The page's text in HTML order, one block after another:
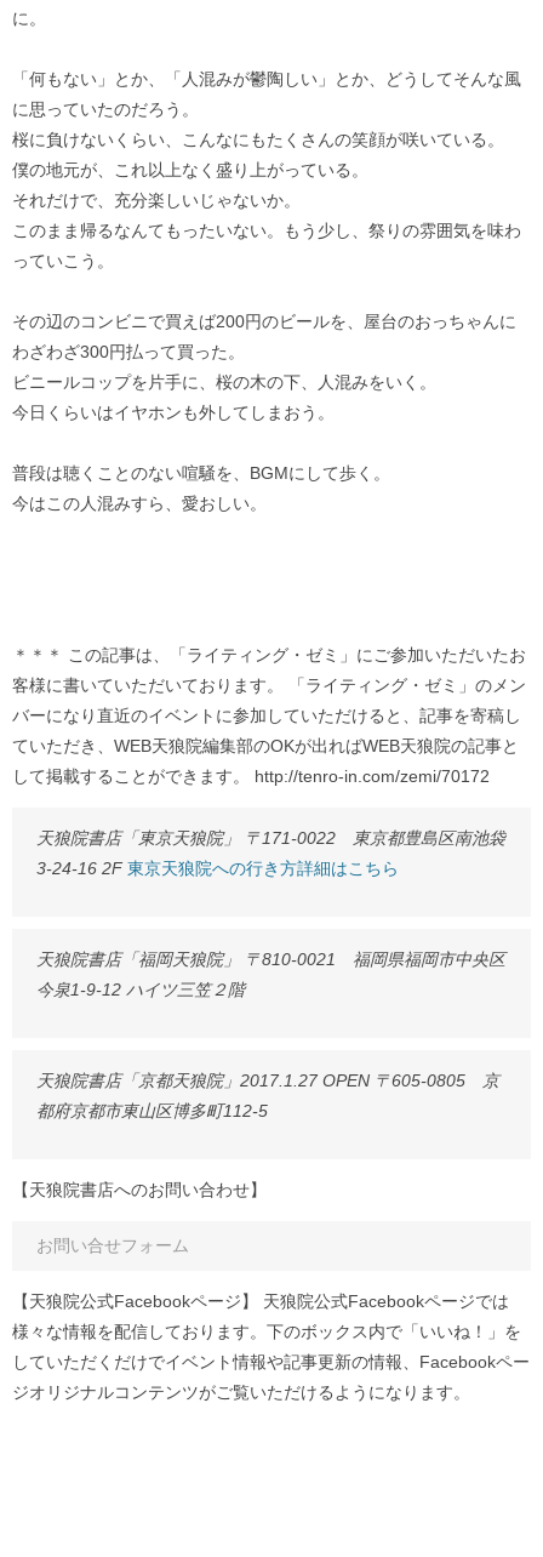
に。
「何もない」とか、「人混みが鬱陶しい」とか、どうしてそんな風
に思っていたのだろう。
桜に負けないくらい、こんなにもたくさんの笑顔が咲いている。
僕の地元が、これ以上なく盛り上がっている。
それだけで、充分楽しいじゃないか。
このまま帰るなんてもったいない。もう少し、祭りの雰囲気を味わ
っていこう。
その辺のコンビニで買えば200円のビールを、屋台のおっちゃんに
わざわざ300円払って買った。
ビニールコップを片手に、桜の木の下、人混みをいく。
今日くらいはイヤホンも外してしまおう。
普段は聴くことのない喧騒を、BGMにして歩く。
今はこの人混みすら、愛おしい。
＊＊＊ この記事は、「ライティング・ゼミ」にご参加いただいたお
客様に書いていただいております。 「ライティング・ゼミ」のメン
バーになり直近のイベントに参加していただけると、記事を寄稿し
ていただき、WEB天狼院編集部のOKが出ればWEB天狼院の記事と
して掲載することができます。 http://tenro-in.com/zemi/70172
天狼院書店「東京天狼院」 〒171-0022 東京都豊島区南池袋
3-24-16 2F 東京天狼院への行き方詳細はこちら
天狼院書店「福岡天狼院」 〒810-0021 福岡県福岡市中央区
今泉1-9-12 ハイツ三笠２階
天狼院書店「京都天狼院」2017.1.27 OPEN 〒605-0805 京
都府京都市東山区博多町112-5
【天狼院書店へのお問い合わせ】
お問い合せフォーム
【天狼院公式Facebookページ】 天狼院公式Facebookページでは
様々な情報を配信しております。下のボックス内で「いいね！」を
していただくだけでイベント情報や記事更新の情報、Facebookペー
ジオリジナルコンテンツがご覧いただけるようになります。